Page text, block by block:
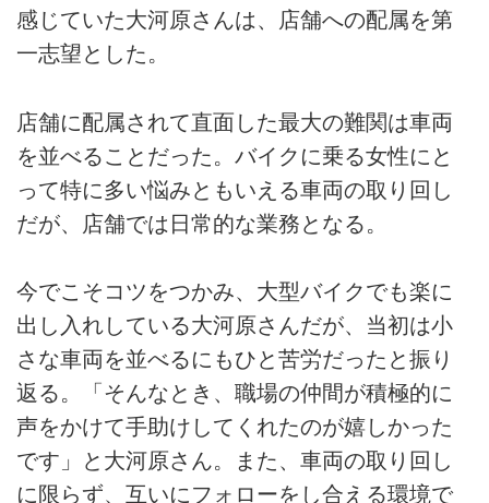
感じていた大河原さんは、店舗への配属を第
一志望とした。
店舗に配属されて直面した最大の難関は車両
を並べることだった。バイクに乗る女性にと
って特に多い悩みともいえる車両の取り回し
だが、店舗では日常的な業務となる。
今でこそコツをつかみ、大型バイクでも楽に
出し入れしている大河原さんだが、当初は小
さな車両を並べるにもひと苦労だったと振り
返る。「そんなとき、職場の仲間が積極的に
声をかけて手助けしてくれたのが嬉しかった
です」と大河原さん。また、車両の取り回し
に限らず、互いにフォローをし合える環境で